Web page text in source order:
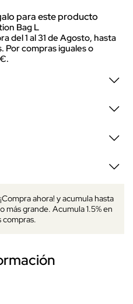
para este producto
Bag L
del 1 al 31 de Agosto, hasta
Por compras iguales o
ahora! y acumula hasta
más grande. Acumula 1.5% en
compras.